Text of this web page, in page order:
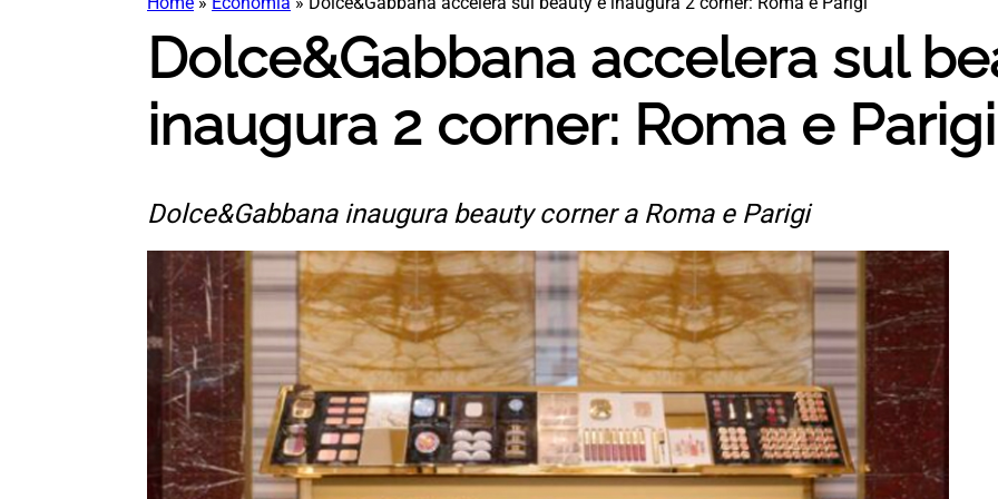
Dolce&Gabbana accelera sul
inaugura 2 corner: Roma e Parigi
Dolce&Gabbana inaugura beauty corner a Roma e Parigi